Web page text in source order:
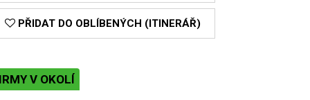
PŘIDAT DO OBLÍBENÝCH (ITINERÁŘ)
V OKOLÍ